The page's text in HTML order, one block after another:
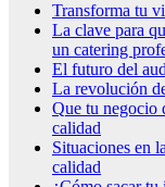
Transforma tu
La clave para que tu empresa marque la diferencia, contrata
un catering
El futuro del
La revolución
Que tu negocio destaque gracias a un trabajo de rotulación de
calidad
Situaciones en las que necesitas acudir a un osteópata de
calidad